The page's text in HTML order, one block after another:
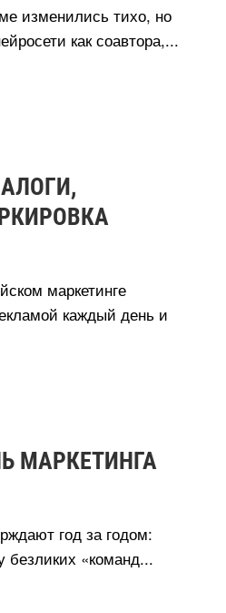
изменились тихо, но
как соавтора,...
маркетинге
каждый день и
МАРКЕТИНГА
год за годом:
«команд...